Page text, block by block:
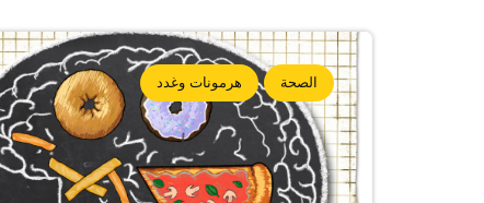
الصحة هرمونات وغدد